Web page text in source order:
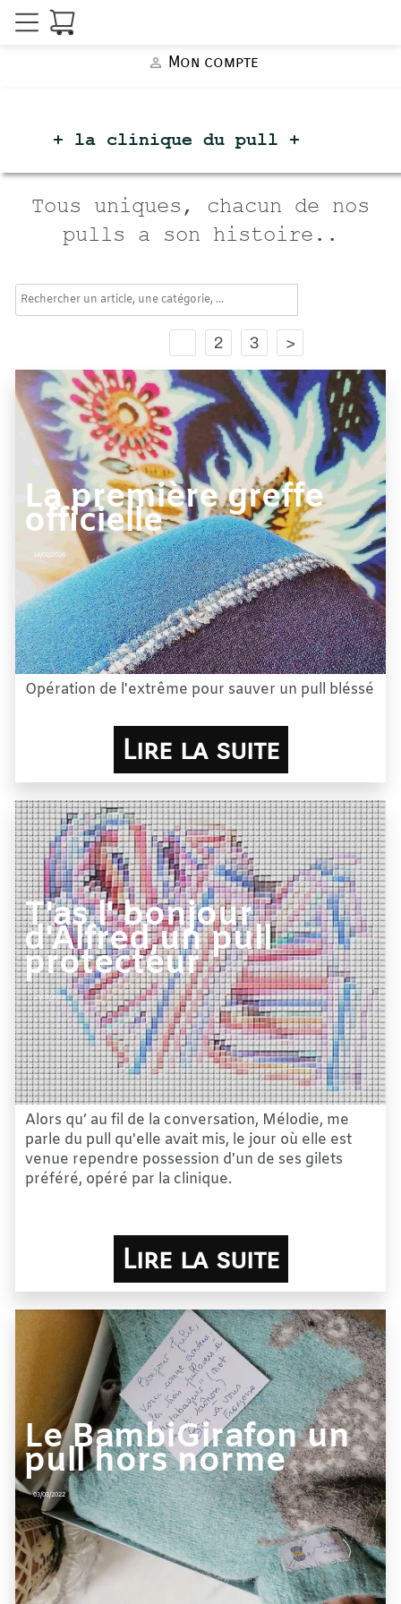
person_outline Mon compte
+ la clinique dupull +
Tous uniques, chacun de nos
pulls a son histoire..
2 3 >
La première greffe
officielle
18/02/2026
Opération de l'extrême pour sauver un pull bléssé
Lire la suite
T'as l' bonjour
d'Alfred,un pull
protecteur
23/05/2022
Alors qu’ au fil de la conversation, Mélodie, me
parle du pull qu'elle avait mis, le jour où elle est
venue rependre possession d'un de ses gilets
préféré, opéré par la clinique.
Lire la suite
Le BambiGirafon un
pull hors norme
03/03/2022